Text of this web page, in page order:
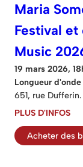
Maria
Festival
Music
19 mars 2026,
Longueur
651, rue Dufferin.
PLUS D'INFOS
Acheter des